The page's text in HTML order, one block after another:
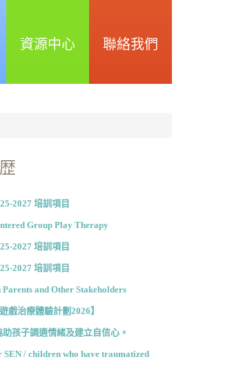
資源中心 聯絡我們
2027 培訓項目
Group Play Therapy
2027 培訓項目
2027 培訓項目
and Other Stakeholders
戲治療體驗計劃2026】
孩子調適情緒及建立自信心。
SEN / children who have traumatized